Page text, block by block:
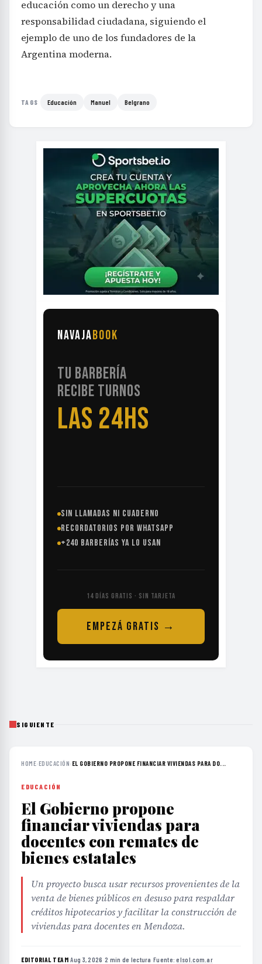
educación como un derecho y una
responsabilidad ciudadana, siguiendo el
ejemplo de uno de los fundadores de la
Argentina moderna.
TAGS Educación Manuel Belgrano
NAVAJABOOK
TU BARBERÍA
RECIBE TURNOS
LAS 24HS
SIN LLAMADAS NI CUADERNO
RECORDATORIOS POR WHATSAPP
+240 BARBERÍAS YA LO USAN
14 DÍAS GRATIS · SIN TARJETA
EMPEZÁ GRATIS →
SIGUIENTE
HOME›EDUCACIÓN› EL GOBIERNO PROPONE FINANCIAR VIVIENDAS PARA DO...
EDUCACIÓN
El Gobierno propone
financiar viviendas para
docentes con remates de
bienes estatales
Un proyecto busca usar recursos provenientes de la
venta de bienes públicos en desuso para respaldar
créditos hipotecarios y facilitar la construcción de
viviendas para docentes en Mendoza.
EDITORIAL TEAM·Aug 3, 2026 ·2 min de lectura ·Fuente:elsol.com.ar